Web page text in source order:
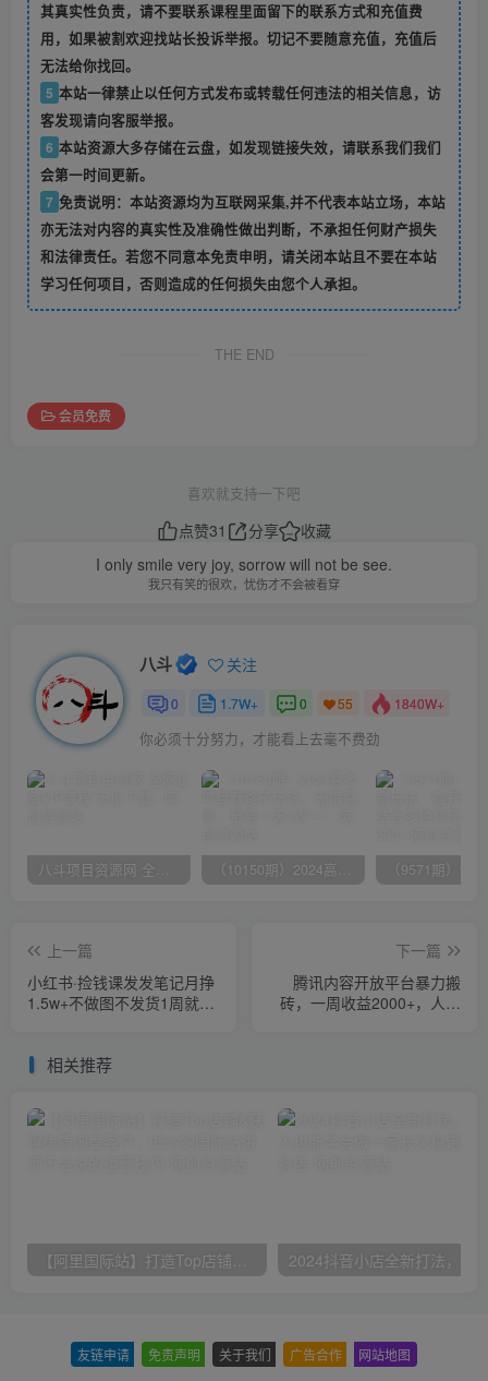
其真实性负责，请不要联系课程里面留下的联系方式和充值费
用，如果被割欢迎找站长投诉举报。切记不要随意充值，充值后
无法给你找回。
5 本站一律禁止以任何方式发布或转载任何违法的相关信息，访
客发现请向客服举报。
6 本站资源大多存储在云盘，如发现链接失效，请联系我们我们
会第一时间更新。
7 免责说明：本站资源均为互联网采集,并不代表本站立场，本站
亦无法对内容的真实性及准确性做出判断，不承担任何财产损失
和法律责任。若您不同意本免责申明，请关闭本站且不要在本站
学习任何项目，否则造成的任何损失由您个人承担。
THE END
会员免费
喜欢就支持一下吧
点赞31 分享
收藏
I only smile very joy, sorrow will not be see.
我只有笑的很欢，忧伤才不会被看穿
八斗 关注
0 1.7W+ 0 55 1840W+
你必须十分努力，才能看上去毫不费劲
八斗项目资源网 全网正品VIP课程 无损下载~ （10150期）2024高考项目野路子玩法，无限裂变，最高一天1W＋！
上一篇
小红书·捡钱课发发笔记月挣
1.5w+不做图不发货1周就见
下一篇
腾讯内容开放平台暴力搬
砖，一周收益2000+，人人
相关推荐
【阿里国际站】打造Top店铺&获得优质询盘客户，​95%的国际站讲师不会说的运营技巧
友链申请 免责声明 关于我们 广告合作 网站地图